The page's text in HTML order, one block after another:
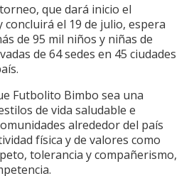
que dará inicio el
el 19 de julio, espera
de 95 mil niños y niñas de
de 64 sedes en 45 ciudades
Futbolito Bimbo sea una
de vida saludable e
alrededor del país
física y de valores como
tolerancia y compañerismo,